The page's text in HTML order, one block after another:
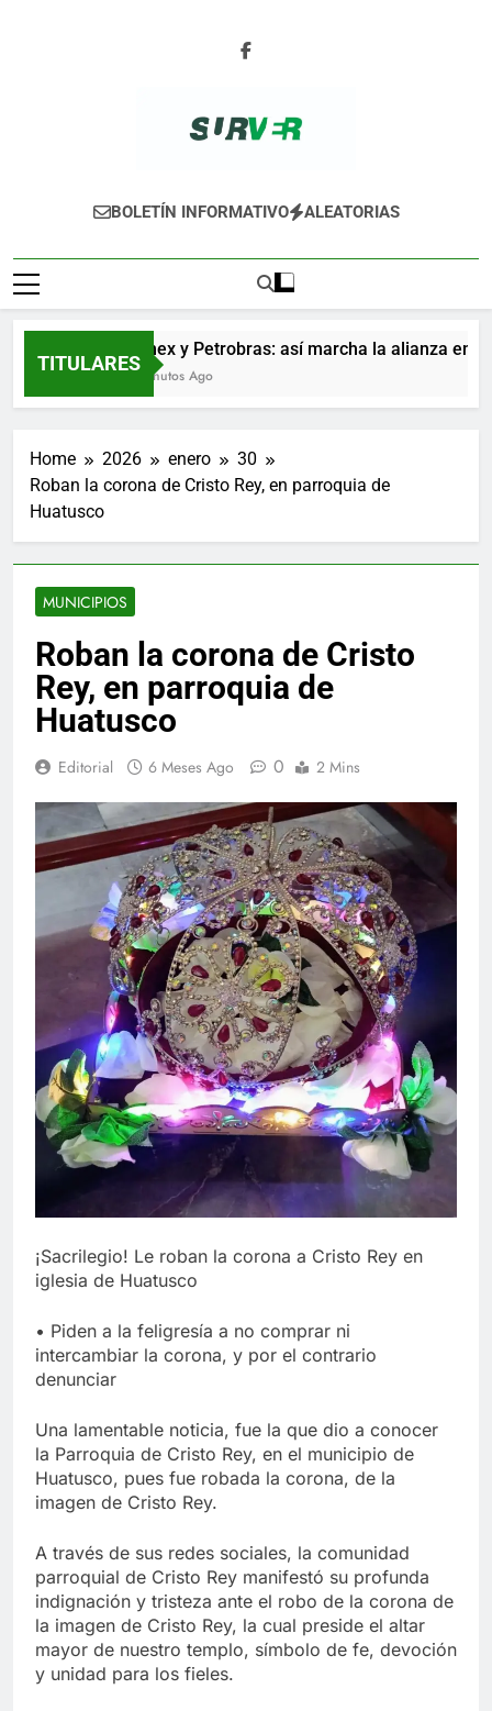
SURVER
BOLETÍN INFORMATIVO ALEATORIAS
TITULARES
Pemex y Petrobras: así marcha la alianza entre
11 Minutos Ago
Home 2026 enero
30
Roban la corona de Cristo Rey, en parroquia de
Huatusco
MUNICIPIOS
Roban la corona de Cristo
Rey, en parroquia de
Huatusco
Editorial 6 Meses Ago 0 2 Mins
¡Sacrilegio! Le roban la corona a Cristo Rey en
iglesia de Huatusco
• Piden a la feligresía a no comprar ni
intercambiar la corona, y por el contrario
denunciar
Una lamentable noticia, fue la que dio a conocer
la Parroquia de Cristo Rey, en el municipio de
Huatusco, pues fue robada la corona, de la
imagen de Cristo Rey.
A través de sus redes sociales, la comunidad
parroquial de Cristo Rey manifestó su profunda
indignación y tristeza ante el robo de la corona de
la imagen de Cristo Rey, la cual preside el altar
mayor de nuestro templo, símbolo de fe, devoción
y unidad para los fieles.